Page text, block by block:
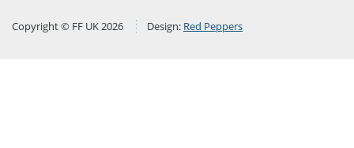
Copyright © FF UK 2026 Design: Red Peppers